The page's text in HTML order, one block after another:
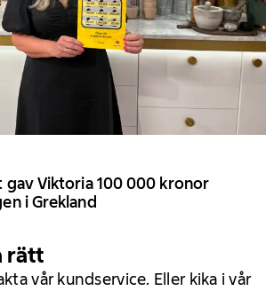
gav Viktoria 100 000 kronor
i Grekland
rätt
vår kundservice. Eller kika i vår